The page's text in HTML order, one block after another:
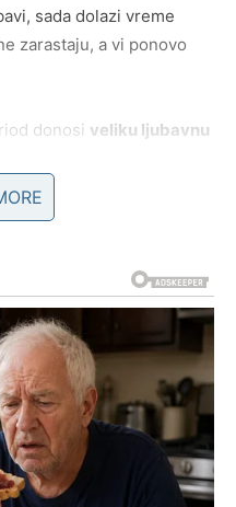
sada dolazi vreme
zarastaju, a vi ponovo
donosi veliku ljubavnu
To nije strast koja
i traje. Oni Rakovi koji su u
Razgovori postaju
konačno shvata da ne
ljubav dolazi sama.
umesto